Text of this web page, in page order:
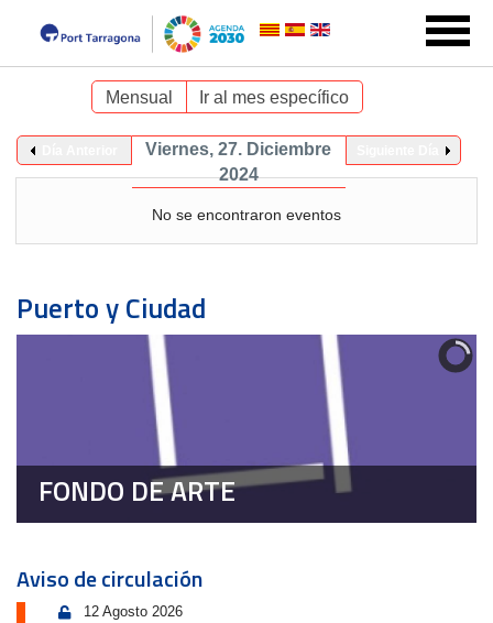
Mensual Ir al mes específico
Viernes, 27. Diciembre
2024
No se encontraron eventos
Puerto y Ciudad
FONDO DE ARTE
Aviso de circulación
12 Agosto 2026